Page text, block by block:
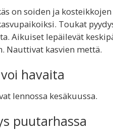
on soiden ja
Toukat
Aikuiset lepäilevät
Nauttivat kasvien mettä.
havaita
lennossa kesäkuussa.
puutarhassa